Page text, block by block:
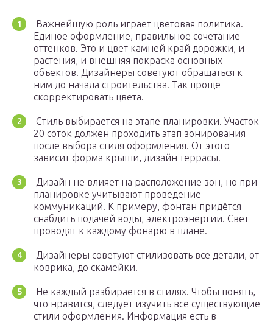
Важнейшую роль играет цветовая политика.
Единое оформление, правильное сочетание
оттенков. Это и цвет камней край дорожки, и
растения, и внешняя покраска основных
объектов. Дизайнеры советуют обращаться к
ним до начала строительства. Так проще
скорректировать цвета.
Стиль выбирается на этапе планировки. Участок
20 соток должен проходить этап зонирования
после выбора стиля оформления. От этого
зависит форма крыши, дизайн террасы.
Дизайн не влияет на расположение зон, но при
планировке учитывают проведение
коммуникаций. К примеру, фонтан придётся
снабдить подачей воды, электроэнергии. Свет
проводят к каждому фонарю в плане.
Дизайнеры советуют стилизовать все детали, от
коврика, до скамейки.
Не каждый разбирается в стилях. Чтобы понять,
что нравится, следует изучить все существующие
стили оформления. Информация есть в